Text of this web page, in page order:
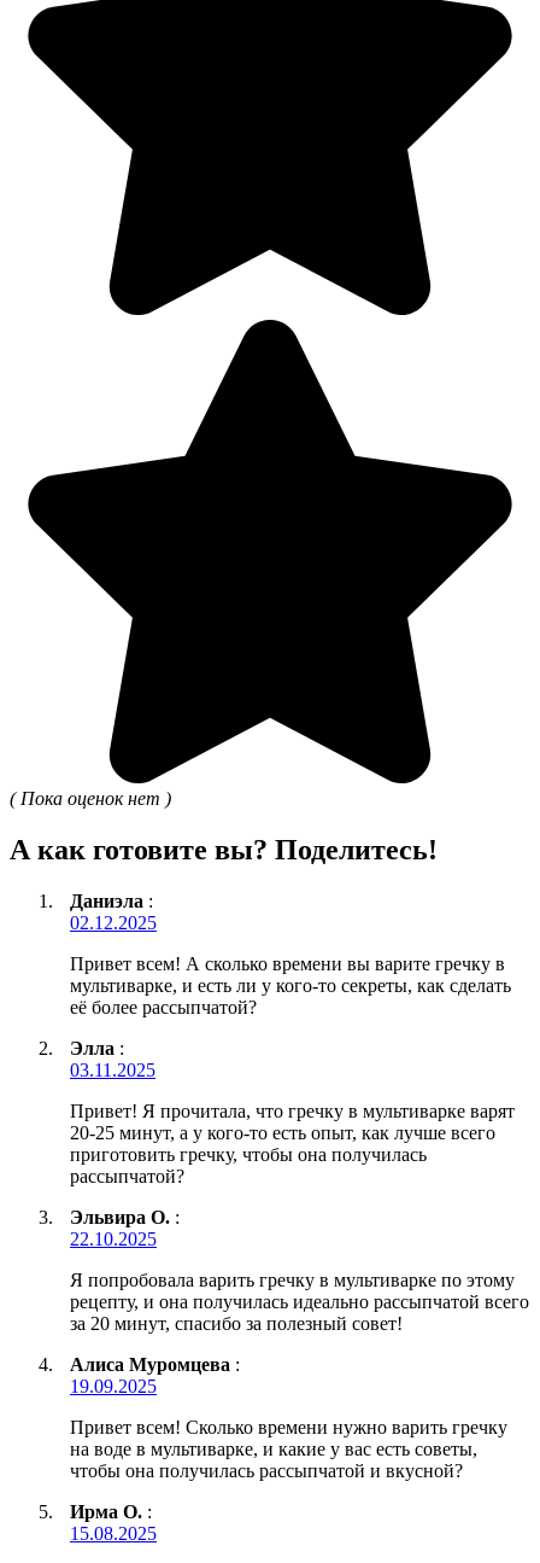
( Пока оценок нет )
А как готовите вы? Поделитесь!
Даниэла :
02.12.2025
Привет всем! А сколько времени вы варите гречку в
мультиварке, и есть ли у кого-то секреты, как сделать
её более рассыпчатой?
Элла :
03.11.2025
Привет! Я прочитала, что гречку в мультиварке варят
20-25 минут, а у кого-то есть опыт, как лучше всего
приготовить гречку, чтобы она получилась
рассыпчатой?
Эльвира О. :
22.10.2025
Я попробовала варить гречку в мультиварке по этому
рецепту, и она получилась идеально рассыпчатой всего
за 20 минут, спасибо за полезный совет!
Алиса Муромцева :
19.09.2025
Привет всем! Сколько времени нужно варить гречку
на воде в мультиварке, и какие у вас есть советы,
чтобы она получилась рассыпчатой и вкусной?
Ирма О. :
15.08.2025